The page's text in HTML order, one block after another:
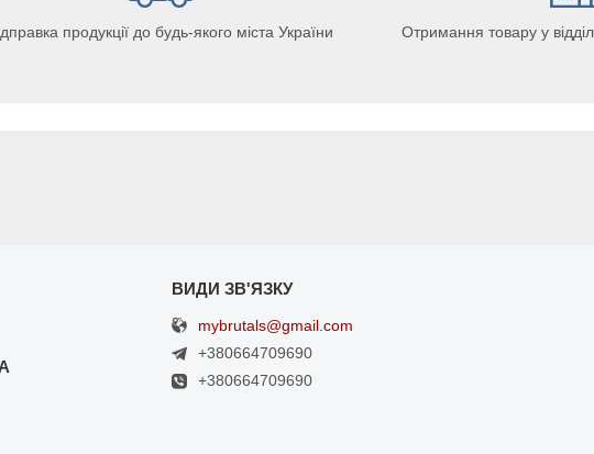
продукції до будь-якого міста України Отримання товару у
mybrutals@gmail.com
+380664709690
+380664709690